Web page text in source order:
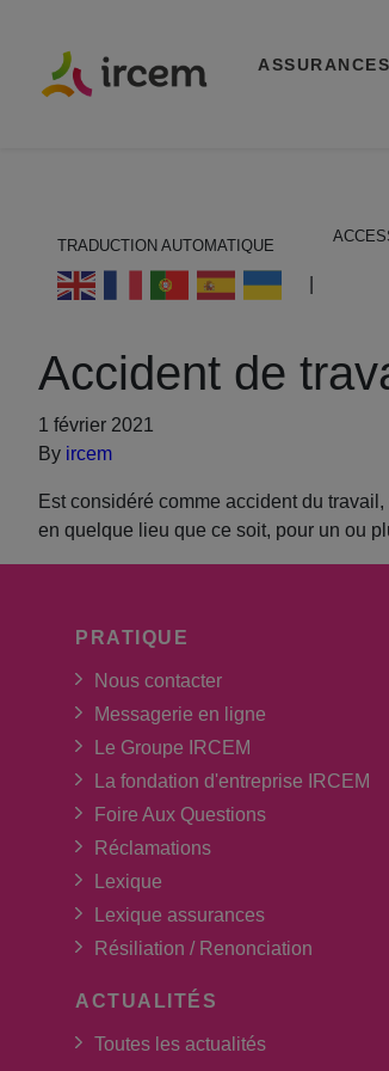
ASSURANCES
TRADUCTION AUTOMATIQUE
Accident de
1 février 2021
By ircem
Est considéré comme accident du
en quelque lieu que ce soit, pour un ou
PRATIQUE
Nous contacter
Messagerie en ligne
Le Groupe IRCEM
La fondation d'entreprise IRCEM
Foire Aux Questions
Réclamations
Lexique
Lexique assurances
Résiliation / Renonciation
ACTUALITÉS
Toutes les actualités